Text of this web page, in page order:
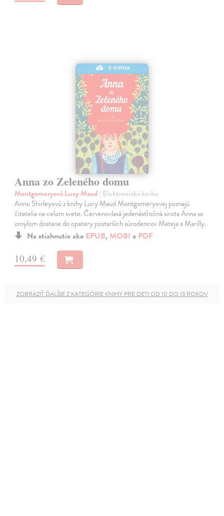
E-KNIHA
Anna zo Zeleného domu
Montgomeryová Lucy Maud | Elektronická kniha
Annu Shirleyovú z knihy Lucy Maud Montgomeryovej poznajú
čitatelia na celom svete. Červenovlasá jedenásťročná sirota Anna sa
omylom dostane do opatery postarších súrodencov Mateja a Marilly.
Na stiahnutie ako EPUB, MOBI a PDF
10,49 €
ZOBRAZIŤ ĎALŠIE Z KATEGÓRIE KNIHY PRE DETI OD 10 DO 13 ROKOV